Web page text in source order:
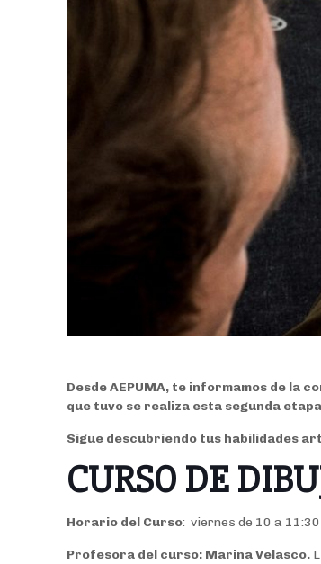
Desde AEPUMA, te informamos de la
que tuvo se realiza esta segunda
Sigue descubriendo tus habilidades
CURSO DE
Horario del Curso: viernes de 10 a
Profesora del curso: Marina Velasco.